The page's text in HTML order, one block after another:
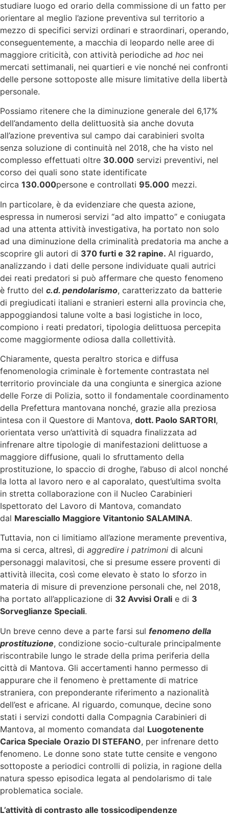
studiare luogo ed orario della commissione di un fatto per
orientare al meglio l’azione preventiva sul territorio a
mezzo di specifici servizi ordinari e straordinari, operando,
conseguentemente, a macchia di leopardo nelle aree di
maggiore criticità, con attività periodiche ad hoc nei
mercati settimanali, nei quartieri e vie nonché nei confronti
delle persone sottoposte alle misure limitative della libertà
personale.
Possiamo ritenere che la diminuzione generale del 6,17%
dell’andamento della delittuosità sia anche dovuta
all’azione preventiva sul campo dai carabinieri svolta
senza soluzione di continuità nel 2018, che ha visto nel
complesso effettuati oltre 30.000 servizi preventivi, nel
corso dei quali sono state identificate
circa 130.000persone e controllati 95.000 mezzi.
In particolare, è da evidenziare che questa azione,
espressa in numerosi servizi “ad alto impatto” e coniugata
ad una attenta attività investigativa, ha portato non solo
ad una diminuzione della criminalità predatoria ma anche a
scoprire gli autori di 370 furti e 32 rapine. Al riguardo,
analizzando i dati delle persone individuate quali autrici
dei reati predatori si può affermare che questo fenomeno
è frutto del c.d. pendolarismo, caratterizzato da batterie
di pregiudicati italiani e stranieri esterni alla provincia che,
appoggiandosi talune volte a basi logistiche in loco,
compiono i reati predatori, tipologia delittuosa percepita
come maggiormente odiosa dalla collettività.
Chiaramente, questa peraltro storica e diffusa
fenomenologia criminale è fortemente contrastata nel
territorio provinciale da una congiunta e sinergica azione
delle Forze di Polizia, sotto il fondamentale coordinamento
della Prefettura mantovana nonché, grazie alla preziosa
intesa con il Questore di Mantova, dott. Paolo SARTORI,
orientata verso un’attività di squadra finalizzata ad
infrenare altre tipologie di manifestazioni delittuose a
maggiore diffusione, quali lo sfruttamento della
prostituzione, lo spaccio di droghe, l’abuso di alcol nonché
la lotta al lavoro nero e al caporalato, quest’ultima svolta
in stretta collaborazione con il Nucleo Carabinieri
Ispettorato del Lavoro di Mantova, comandato
dal Maresciallo Maggiore Vitantonio SALAMINA.
Tuttavia, non ci limitiamo all’azione meramente preventiva,
ma si cerca, altresì, di aggredire i patrimoni di alcuni
personaggi malavitosi, che si presume essere proventi di
attività illecita, così come elevato è stato lo sforzo in
materia di misure di prevenzione personali che, nel 2018,
ha portato all’applicazione di 32 Avvisi Orali e di 3
Sorveglianze Speciali.
Un breve cenno deve a parte farsi sul fenomeno della
prostituzione, condizione socio-culturale principalmente
riscontrabile lungo le strade della prima periferia della
città di Mantova. Gli accertamenti hanno permesso di
appurare che il fenomeno è prettamente di matrice
straniera, con preponderante riferimento a nazionalità
dell’est e africane. Al riguardo, comunque, decine sono
stati i servizi condotti dalla Compagnia Carabinieri di
Mantova, al momento comandata dal Luogotenente
Carica Speciale Orazio DI STEFANO, per infrenare detto
fenomeno. Le donne sono state tutte censite e vengono
sottoposte a periodici controlli di polizia, in ragione della
natura spesso episodica legata al pendolarismo di tale
problematica sociale.
L’attività di contrasto alle tossicodipendenze